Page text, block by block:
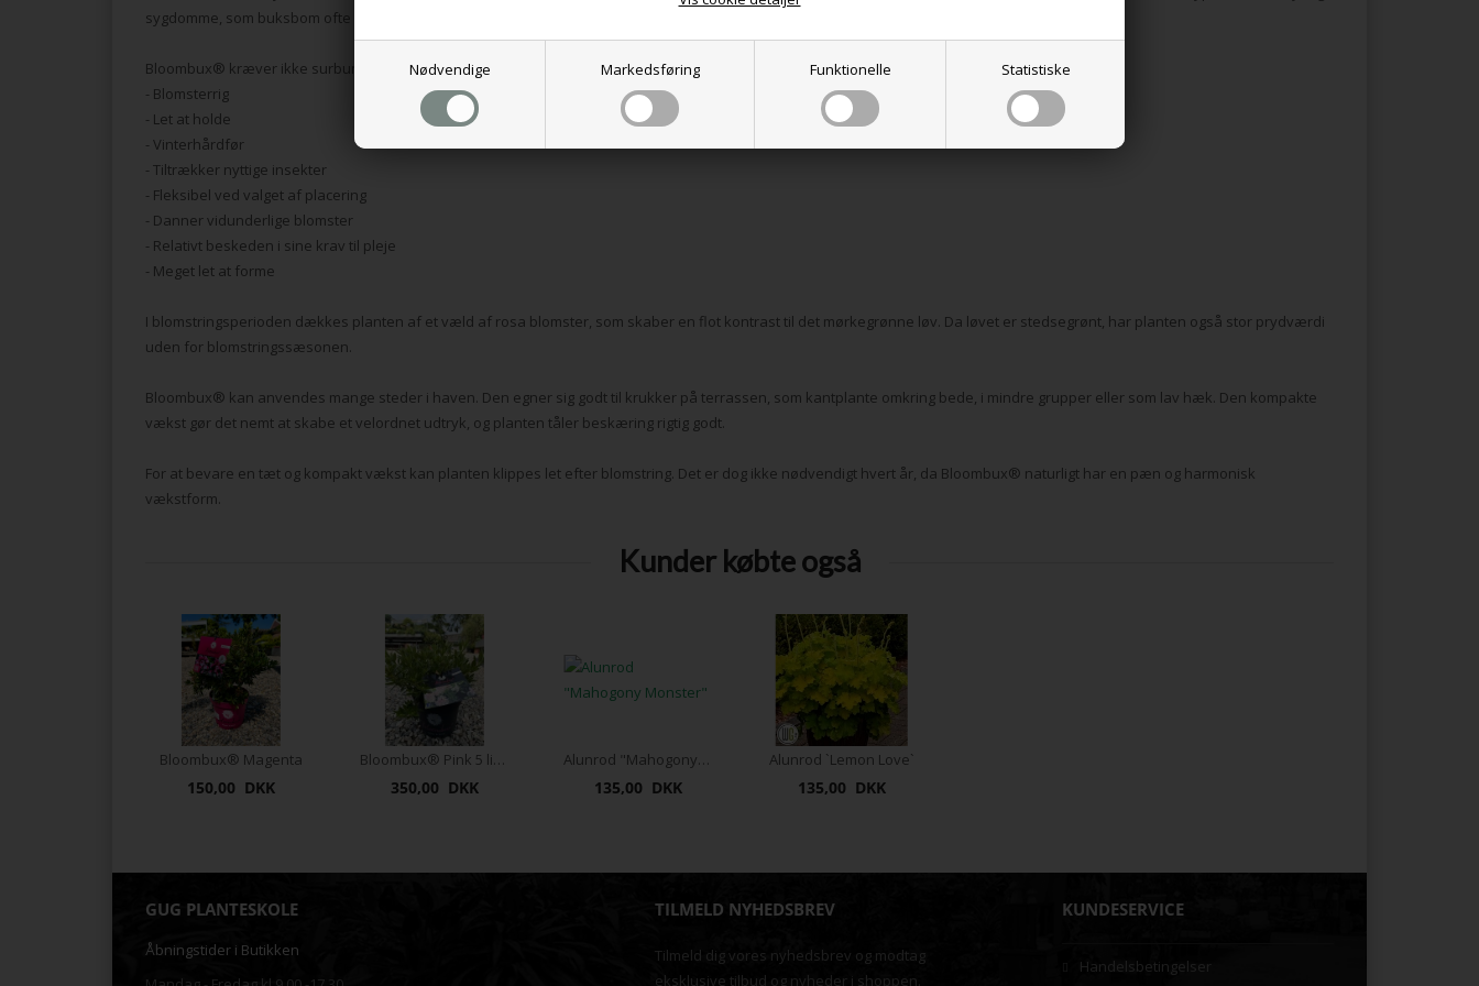
Nødvendige Markedsføring Funktionelle Statistiske
sygdomme, som buksbom ofte rammes af.
Bloombux® kræver ikke surbundsjord i modsætning til rhododendron, hvilket er endnu en fordel, men det stopper ikke der:
- Blomsterrig
- Let at holde
- Vinterhårdfør
- Tiltrækker nyttige insekter
- Fleksibel ved valget af placering
- Danner vidunderlige blomster
- Relativt beskeden i sine krav til pleje
- Meget let at forme
I blomstringsperioden dækkes planten af et væld af rosa blomster, som skaber en flot kontrast til det mørkegrønne løv. Da løvet er stedsegrønt, har planten også stor prydværdi
uden for blomstringssæsonen.
Bloombux® kan anvendes mange steder i haven. Den egner sig godt til krukker på terrassen, som kantplante omkring bede, i mindre grupper eller som lav hæk. Den kompakte
vækst gør det nemt at skabe et velordnet udtryk, og planten tåler beskæring rigtig godt.
For at bevare en tæt og kompakt vækst kan planten klippes let efter blomstring. Det er dog ikke nødvendigt hvert år, da Bloombux® naturligt har en pæn og harmonisk
vækstform.
Kunder købte også
Bloombux® Magenta
150,00 DKK 350,00 DKK 135,00 DKK
Alunrod `Lemon Love`
135,00 DKK
GUG PLANTESKOLE
Åbningstider i Butikken
TILMELD NYHEDSBREV
Tilmeld dig vores nyhedsbrev og modtag
eksklusive tilbud og nyheder i shoppen.
KUNDESERVICE
Handelsbetingelser